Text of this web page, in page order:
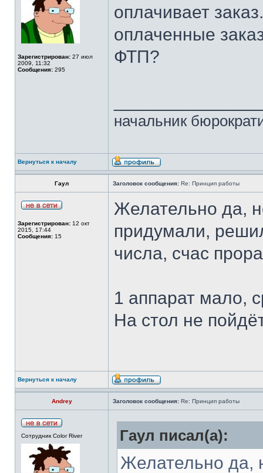
Зарегистрирован: 27 июл
2009, 11:32
Сообщения: 295
оплачивает
оплаченные
ФТП?
начальник
Вернуться к началу
Гаул Заголовок сообщения: Re: Принцип работы
Зарегистрирован: 12 окт
2015, 17:44
Сообщения: 15
Желательно да,
придумали,
числа, счас
1 аппарат мало,
На стол не
Вернуться к началу
Andrey Заголовок сообщения: Re: Принцип работы
Сотрудник Color River Гаул писал(а):
Желательно да,